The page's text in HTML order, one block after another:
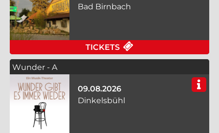
Bad Birnbach
TICKETS
Wunder - A
09.08.2026
Dinkelsbühl